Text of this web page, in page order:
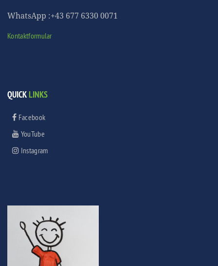
WhatsApp :+43 677 6330 0071
Kontaktformular
QUICKLINKS
Facebook
YouTube
Instagram